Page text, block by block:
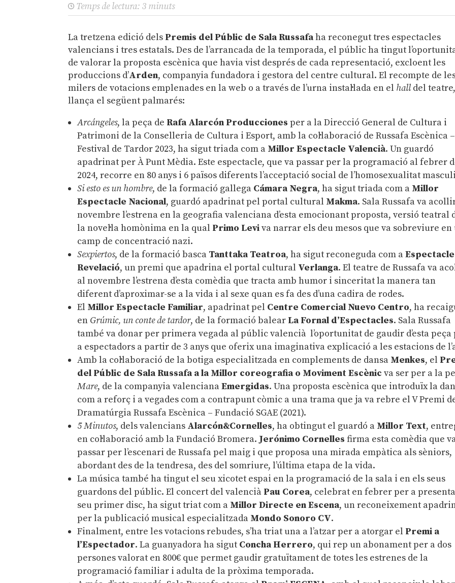
Temps de lectura: 3 minuts
La tretzena edició dels Premis del Públic de Sala Russafaha reconegut tres espectacles
valencians i tres estatals. Des de l’arrancada de la temporada, el públic ha tingut
de valorar la proposta escènica que havia vist després de cada representació, excloent les
produccions d’Arden, companyia fundadora i gestora del centre cultural. El recompte de
milers de votacions emplenades en la web o a través de l’urna instal·lada en el hall del teatre,
llança el següent palmarés:
Arcángeles, la peça de Rafa Alarcón Producciones per a la Direcció General de Cultura i
Patrimoni de la Conselleria de Cultura i Esport, amb la col·laboració de Russafa Escènica –
Festival de Tardor 2023, ha sigut triada com a Millor Espectacle Valencià. Un guardó
apadrinat per À Punt Mèdia. Este espectacle, que va passar per la programació al febrer
2024, recorre en 80 anys i 6 països diferents l’acceptació social de l’homosexualitat
Si esto es un hombre, de la formació gallega Cámara Negra, ha sigut triada com a Millor
Espectacle Nacional, guardó apadrinat pel portal cultural Makma. Sala Russafa va
novembre l’estrena en la geografia valenciana d’esta emocionant proposta, versió teatral
la novel·la homònima en la qual Primo Leviva narrar els deu mesos que va sobreviure en
camp de concentració nazi.
Sexpiertos, de la formació basca Tanttaka Teatroa, ha sigut reconeguda com aEspectacle
Revelació, un premi que apadrina el portal cultural Verlanga. El teatre de Russafa va
al novembre l’estrena d’esta comèdia que tracta amb humor i sinceritat la manera tan
diferent d’aproximar-se a la vida i al sexe quan es fa des d’una cadira de rodes.
El Millor Espectacle Familiar, apadrinat pel Centre Comercial Nuevo Centro, ha
en Grúmic, un conte de tardor, de la formació balear La Fornal d’Espectacles. Sala Russafa
també va donar per primera vegada al públic valencià l’oportunitat de gaudir d’esta peça
a espectadors a partir de 3 anys que oferix una imaginativa explicació a les estacions de
Amb la col·laboració de la botiga especialitzada en complements de dansa Menkes, el
del Públic de Sala Russafa a la Millor coreografia o Moviment Escènic va ser per a la
Mare, de la companyia valencianaEmergidas. Una proposta escènica que introduïx la
com a reforç i a vegades com a contrapunt còmic a una trama que ja va rebre el V Premi
Dramatúrgia Russafa Escènica – Fundació SGAE (2021).
5 Minutos, dels valencians Alarcón&Cornelles, ha obtingut el guardó a Millor Text,
en col·laboració amb la Fundació Bromera. Jerónimo Cornelles firma esta comèdia que
passar per l’escenari de Russafa pel maig i que proposa una mirada empàtica als sèniors,
abordant des de la tendresa, des del somriure, l’última etapa de la vida.
La música també ha tingut el seu xicotet espai en la programació de la sala i en els seus
guardons del públic. El concert del valencià Pau Corea, celebrat en febrer per a
seu primer disc, ha sigut triat com a Millor Directe en Escena, un reconeixement
per la publicació musical especialitzada Mondo Sonoro CV.
Finalment, entre les votacions rebudes, s’ha triat una a l’atzar per a atorgar el Premi a
l’Espectador. La guanyadora ha sigut Concha Herrero, qui rep un abonament per a dos
persones valorat en 800€ que permet gaudir gratuïtament de totes les estrenes de la
programació familiar i adulta de la pròxima temporada.